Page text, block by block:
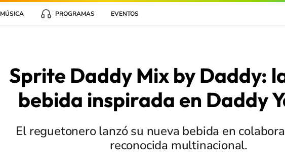
MÚSICA PROGRAMAS EVENTOS
Sprite Daddy Mix by Daddy:
bebida inspirada en Daddy
El reguetonero lanzó su nueva bebida en
reconocida multinacional.